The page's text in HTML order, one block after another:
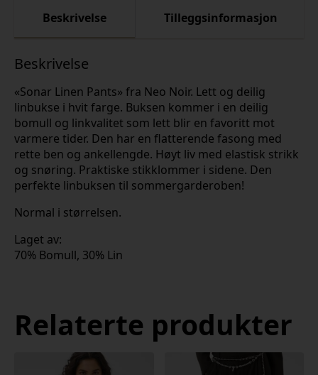
Beskrivelse Tilleggsinformasjon
Beskrivelse
«Sonar Linen Pants» fra Neo Noir. Lett og deilig
linbukse i hvit farge. Buksen kommer i en deilig
bomull og linkvalitet som lett blir en favoritt mot
varmere tider. Den har en flatterende fasong med
rette ben og ankellengde. Høyt liv med elastisk strikk
og snøring. Praktiske stikklommer i sidene. Den
perfekte linbuksen til sommergarderoben!
Normal i størrelsen.
Laget av:
70% Bomull, 30% Lin
Relaterte produkter